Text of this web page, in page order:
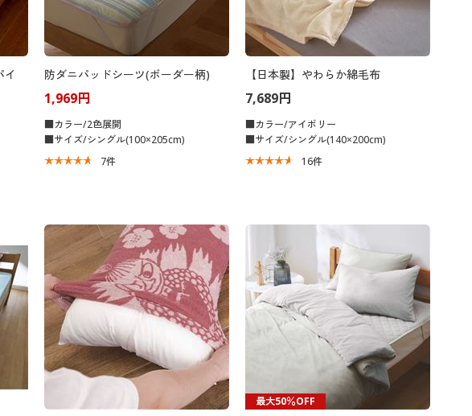
イ
防ダニパッドシーツ(ボーダー柄)
1,969円
■カラー/2色展開
■サイズ/シングル(100×205cm)
7件
【日本製】やわらか綿毛布
7,689円
■カラー/アイボリー
■サイズ/シングル(140×200cm)
16件
最大50％OFF